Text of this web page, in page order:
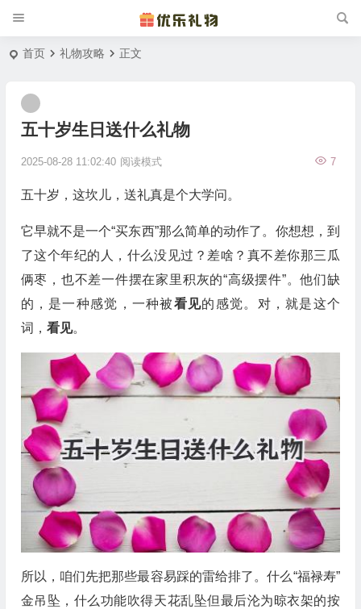
首页 礼物攻略 正文
五十岁生日送什么礼物
2025-08-28 11:02:40 7
阅读模式
五十岁，这坎儿，送礼真是个大学问。
它早就不是一个“买东西”那么简单的动作了。你想想，到
了这个年纪的人，什么没见过？差啥？真不差你那三瓜
俩枣，也不差一件摆在家里积灰的“高级摆件”。他们缺
的，是一种感觉，一种被看见的感觉。对，就是这个
词， 看见。
所以，咱们先把那些最容易踩的雷给排了。什么“福禄寿”
金吊坠，什么功能吹得天花乱坠但最后沦为晾衣架的按